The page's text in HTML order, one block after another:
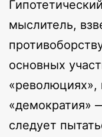
мыслитель,
основных
«революциях»,
«демократия»
следует